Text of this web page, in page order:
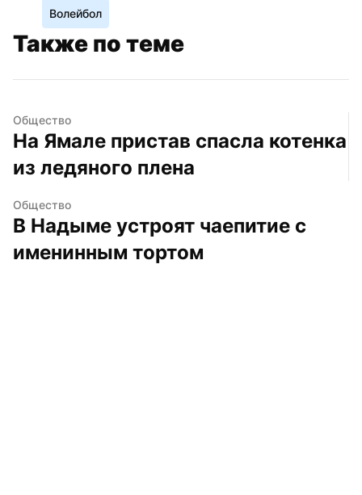
Волейбол
Также по теме
Общество
На Ямале пристав спасла котенка
из ледяного плена
Общество
В Надыме устроят чаепитие с
именинным тортом